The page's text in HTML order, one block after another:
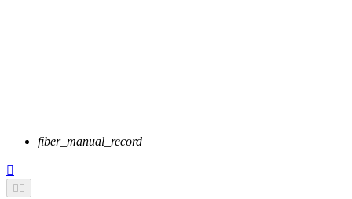
fiber_manual_record

 